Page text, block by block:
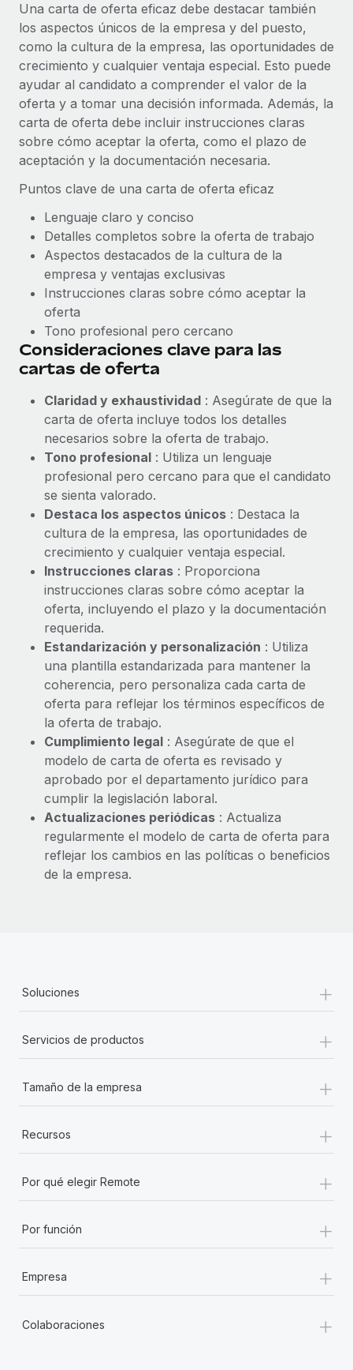
Apertura de entidades
Abre entidades conforme a la legalidad enseguida.
Movilidad y reubicación
Reubica a los empleados con facilidad.
Prestaciones
Gestiona las prestaciones de los empleados sin
complicaciones.
BLOG
Novedades de producto de Remote:
Integraciones con Gusto y Xero y Contractor
Management Plus
La misión de Remote sigue siendo ayudar a empresas de
todos los tamaños a contratar, gestionar y...
Más información
con Remote
Gestionar las nóminas internamente es complicado. Tardas
semanas en hacerlo manualmente y, al mes...
Más información
Una carta de oferta eficaz debe destacar también
los aspectos únicos de la empresa y del puesto,
como la cultura de la empresa, las oportunidades de
crecimiento y cualquier ventaja especial. Esto puede
ayudar al candidato a comprender el valor de la
oferta y a tomar una decisión informada. Además, la
carta de oferta debe incluir instrucciones claras
sobre cómo aceptar la oferta, como el plazo de
aceptación y la documentación necesaria.
Puntos clave de una carta de oferta eficaz
Lenguaje claro y conciso
Detalles completos sobre la oferta de trabajo
Aspectos destacados de la cultura de la
empresa y ventajas exclusivas
Instrucciones claras sobre cómo aceptar la
oferta
Tono profesional pero cercano
Consideraciones clave para las
cartas de oferta
Claridad y exhaustividad : Asegúrate de que la
carta de oferta incluye todos los detalles
necesarios sobre la oferta de trabajo.
Tono profesional : Utiliza un lenguaje
profesional pero cercano para que el candidato
se sienta valorado.
Destaca los aspectos únicos : Destaca la
cultura de la empresa, las oportunidades de
crecimiento y cualquier ventaja especial.
Instrucciones claras : Proporciona
instrucciones claras sobre cómo aceptar la
oferta, incluyendo el plazo y la documentación
requerida.
Estandarización y personalización : Utiliza
una plantilla estandarizada para mantener la
coherencia, pero personaliza cada carta de
oferta para reflejar los términos específicos de
la oferta de trabajo.
Cumplimiento legal : Asegúrate de que el
modelo de carta de oferta es revisado y
aprobado por el departamento jurídico para
cumplir la legislación laboral.
Actualizaciones periódicas : Actualiza
regularmente el modelo de carta de oferta para
reflejar los cambios en las políticas o beneficios
de la empresa.
Soluciones +
Servicios de productos +
Tamaño de la empresa +
Recursos +
Por qué elegir Remote +
Por función +
Empresa +
Colaboraciones +